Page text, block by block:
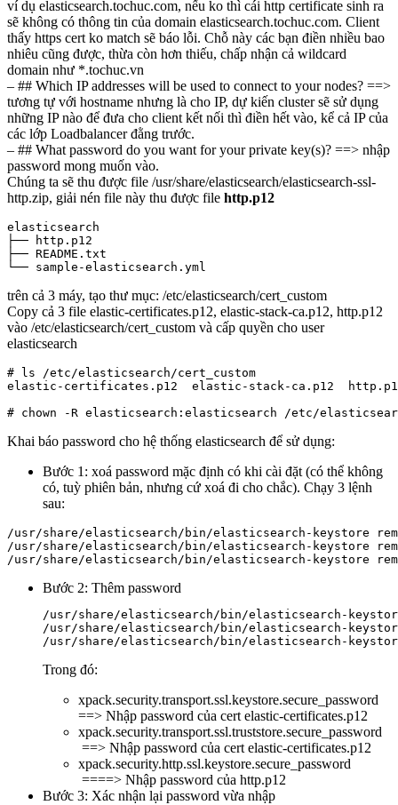
ví dụ elasticsearch.tochuc.com, nếu ko thì cái http certificate sinh ra
sẽ không có thông tin của domain elasticsearch.tochuc.com. Client
thấy https cert ko match sẽ báo lỗi. Chỗ này các bạn điền nhiều bao
nhiêu cũng được, thừa còn hơn thiếu, chấp nhận cả wildcard
domain như *.tochuc.vn
– ## Which IP addresses will be used to connect to your nodes? ==>
tương tự với hostname nhưng là cho IP, dự kiến cluster sẽ sử dụng
những IP nào để đưa cho client kết nối thì điền hết vào, kể cả IP của
các lớp Loadbalancer đằng trước.
– ## What password do you want for your private key(s)? ==> nhập
password mong muốn vào.
Chúng ta sẽ thu được file /usr/share/elasticsearch/elasticsearch-ssl-
http.zip, giải nén file này thu được file http.p12
elasticsearch
├── http.p12
├── README.txt
trên cả 3 máy, tạo thư mục: /etc/elasticsearch/cert_custom
Copy cả 3 file elastic-certificates.p12, elastic-stack-ca.p12, http.p12
vào /etc/elasticsearch/cert_custom và cấp quyền cho user
elasticsearch
# ls /etc/elasticsearch/cert_custom
elastic-certificates.p12  elastic-stack-ca.p12
Khai báo password cho hệ thống elasticsearch để sử dụng:
Bước 1: xoá password mặc định có khi cài đặt (có thể không
có, tuỳ phiên bản, nhưng cứ xoá đi cho chắc). Chạy 3 lệnh
sau:
/usr/share/elasticsearch/bin/elasticsearch-keystore
/usr/share/elasticsearch/bin/elasticsearch-keystore
/usr/share/elasticsearch/bin/elasticsearch-keystore
Bước 2: Thêm password
/usr/share/elasticsearch/bin/elasticsearch-
/usr/share/elasticsearch/bin/elasticsearch-
/usr/share/elasticsearch/bin/elasticsearch-
Trong đó:
xpack.security.transport.ssl.keystore.secure_password
==> Nhập password của cert elastic-certificates.p12
xpack.security.transport.ssl.truststore.secure_password
==> Nhập password của cert elastic-certificates.p12
xpack.security.http.ssl.keystore.secure_password
====> Nhập password của http.p12
Bước 3: Xác nhận lại password vừa nhập